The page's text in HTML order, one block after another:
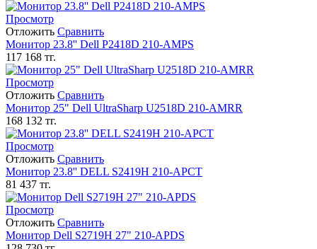
Просмотр
Отложить Сравнить
Монитор 23.8'' Dell P2418D 210-AMPS
117 168 тг.
Просмотр
Отложить Сравнить
Монитор 25" Dell UltraSharp U2518D 210-AMRR
168 132 тг.
Просмотр
Отложить Сравнить
Монитор 23.8'' DELL S2419H 210-APCT
81 437 тг.
Просмотр
Отложить Сравнить
Монитор Dell S2719H 27" 210-APDS